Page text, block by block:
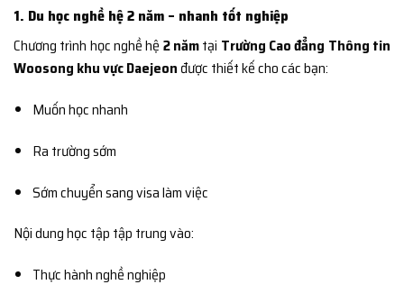
1. Du học nghề hệ 2 năm – nhanh tốt nghiệp
Chương trình học nghề hệ 2 nămtại Trường Cao đẳng Thông tin
Woosong khu vực Daejeonđược thiết kế cho các bạn:
Muốn học nhanh
Ra trường sớm
Sớm chuyển sang visa làm việc
Nội dung học tập tập trung vào:
Thực hành nghề nghiệp